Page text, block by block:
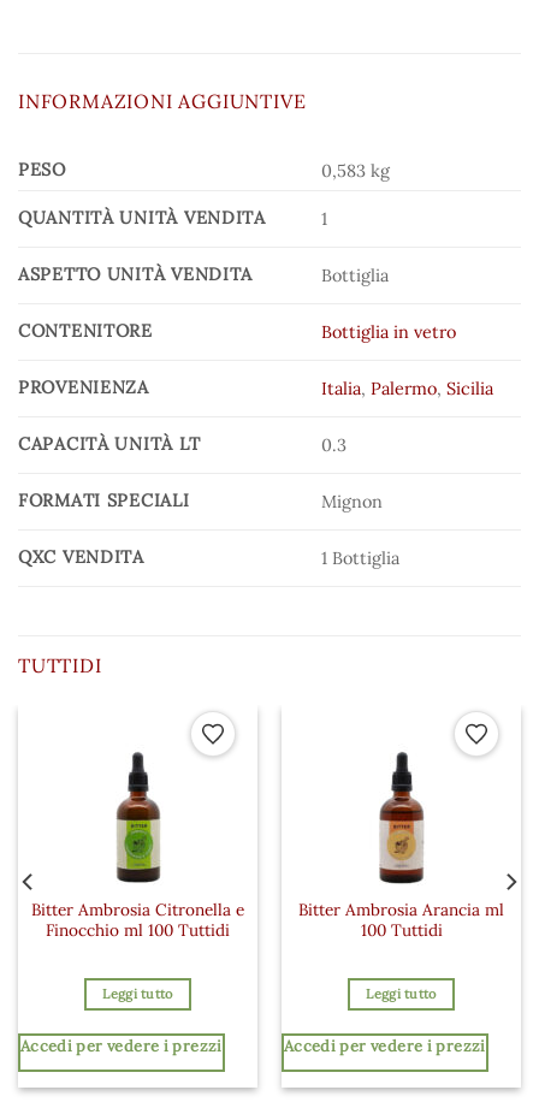
INFORMAZIONI AGGIUNTIVE
PESO 0,583 kg
QUANTITÀ UNITÀ VENDITA 1
ASPETTO UNITÀ VENDITA Bottiglia
CONTENITORE Bottiglia in vetro
PROVENIENZA Italia,Palermo,Sicilia
CAPACITÀ UNITÀ LT 0.3
FORMATI SPECIALI Mignon
QXC VENDITA 1 Bottiglia
TUTTIDI
Aggiungi ai preferiti
Bitter Ambrosia Citronella e
Finocchio ml 100 Tuttidi
Leggi tutto
Accedi per vedere i prezzi
Bitter Ambrosia Arancia ml
100 Tuttidi
Leggi tutto
Accedi per vedere i prezzi